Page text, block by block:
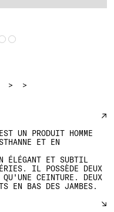
UN PRODUIT HOMME
ET EN
ÉLÉGANT ET SUBTIL
IL POSSÈDE DEUX
CEINTURE. DEUX
EN BAS DES JAMBES.